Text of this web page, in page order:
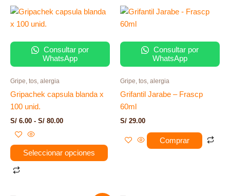
Consultar por
WhatsApp
Gripe, tos, alergia
Gripachek capsula blanda x
100 unid.
S/ 6.00 - S/ 80.00
Rango
de
hasta
S/ 80.00
Seleccionar opciones
Este
producto
múltiples
variantes.
opciones
se
pueden
elegir
en
la
página
Consultar por
WhatsApp
Gripe, tos, alergia
Grifantil Jarabe – Frascp
60ml
S/ 29.00
Comprar